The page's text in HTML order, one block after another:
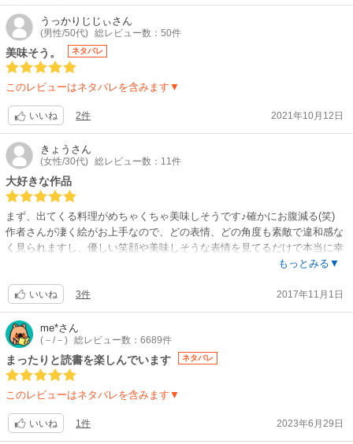
うっかりじじぃさん
(男性/50代) 総レビュー数：50件
美味そう。 ネタバレ
このレビューはネタバレを含みます▼
いいね 2件 2021年10月12日
きょう さん
(女性/30代) 総レビュー数：11件
大好きな作品
まず、出てくる料理がめちゃくちゃ美味しそうです♪確かにお腹減る(笑)
作者さんが凄く絵がお上手なので、どの表情、どの角度も素敵で違和感な
く見られますし、優しい笑顔や美味しそうな表情を見てるだけで本当に幸
全部追加購入しました(o^∀^o)
お話も個人的に大満足です♪
私はファンタジーな異世界に現代日本の居酒屋が突如現れるという、突拍
子もない設定だからこそ引き込まれたので、どんどんむちゃくちゃな事や
ってくれーという感じ(笑)
暖かい人が沢山出て来て嫌な気持ちにならないのもすっごくすっごく素敵
だと思います！
女の子のわたわたしていたり、モグモグしている時の愛らしさはほんと可
愛い！小動物のような表現に癒されるために見ている！！！と言っても過
もっとみる▼
いいね 3件 2017年11月1日
me*さん
(－/－) 総レビュー数：6689件
まったりと読書を楽しんでいます ネタバレ
このレビューはネタバレを含みます▼
いいね 1件 2023年6月29日